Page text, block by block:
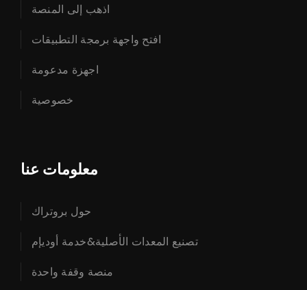
اذهب إلى المنصة
افتح واجهة برمجة التطبيقات
اجهزة مدعومة
خصوصية
معلومات عنا
حول بروتراك
تصنيع المعدات الأصلية&خدمة أوديإم
منصة وقفة واحدة